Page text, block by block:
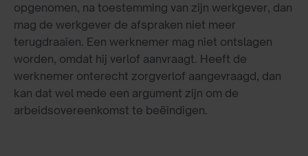
opgenomen, na toestemming van zijn werkgever, dan
mag de werkgever de afspraken niet meer
terugdraaien. Een werknemer mag niet ontslagen
worden, omdat hij verlof aanvraagt. Heeft de
werknemer onterecht zorgverlof aangevraagd, dan
kan dat wel mede een argument zijn om de
arbeidsovereenkomst te beëindigen.